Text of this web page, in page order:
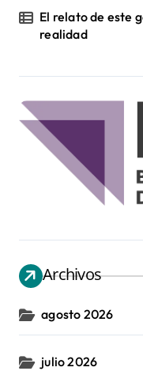
El relato de este
realidad
Archivos
agosto 2026
julio 2026